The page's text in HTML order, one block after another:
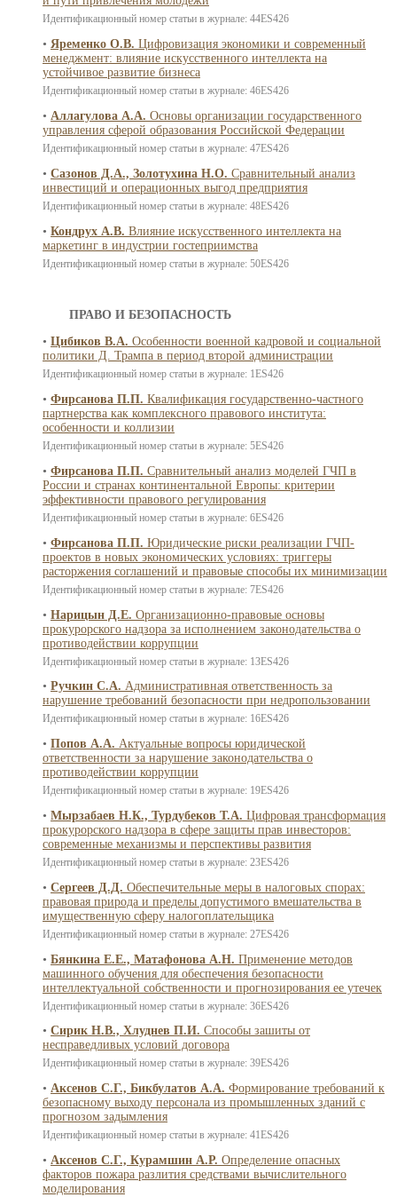
Идентификационный номер статьи в журнале: 44ES426
• Яременко О.В. Цифровизация экономики и современный
менеджмент: влияние искусственного интеллекта на
устойчивое развитие бизнеса
Идентификационный номер статьи в журнале: 46ES426
• Аллагулова А.А. Основы организации государственного
управления сферой образования Российской Федерации
Идентификационный номер статьи в журнале: 47ES426
• Сазонов Д.А., Золотухина Н.О. Сравнительный анализ
инвестиций и операционных выгод предприятия
Идентификационный номер статьи в журнале: 48ES426
• Кондрух А.В. Влияние искусственного интеллекта на
маркетинг в индустрии гостеприимства
Идентификационный номер статьи в журнале: 50ES426
ПРАВО И БЕЗОПАСНОСТЬ
• Цибиков В.А. Особенности военной кадровой и социальной
политики Д. Трампа в период второй администрации
Идентификационный номер статьи в журнале: 1ES426
• Фирсанова П.П. Квалификация государственно-частного
партнерства как комплексного правового института:
особенности и коллизии
Идентификационный номер статьи в журнале: 5ES426
• Фирсанова П.П. Сравнительный анализ моделей ГЧП в
России и странах континентальной Европы: критерии
эффективности правового регулирования
Идентификационный номер статьи в журнале: 6ES426
• Фирсанова П.П. Юридические риски реализации ГЧП-
проектов в новых экономических условиях: триггеры
расторжения соглашений и правовые способы их минимизации
Идентификационный номер статьи в журнале: 7ES426
• Нарицын Д.Е. Организационно-правовые основы
прокурорского надзора за исполнением законодательства о
противодействии коррупции
Идентификационный номер статьи в журнале: 13ES426
• Ручкин С.А. Административная ответственность за
нарушение требований безопасности при недропользовании
Идентификационный номер статьи в журнале: 16ES426
• Попов А.А. Актуальные вопросы юридической
ответственности за нарушение законодательства о
противодействии коррупции
Идентификационный номер статьи в журнале: 19ES426
• Мырзабаев Н.К., Турдубеков Т.А. Цифровая трансформация
прокурорского надзора в сфере защиты прав инвесторов:
современные механизмы и перспективы развития
Идентификационный номер статьи в журнале: 23ES426
• Сергеев Д.Д. Обеспечительные меры в налоговых спорах:
правовая природа и пределы допустимого вмешательства в
имущественную сферу налогоплательщика
Идентификационный номер статьи в журнале: 27ES426
• Бянкина Е.Е., Матафонова А.Н. Применение методов
машинного обучения для обеспечения безопасности
интеллектуальной собственности и прогнозирования ее утечек
Идентификационный номер статьи в журнале: 36ES426
• Сирик Н.В., Хлуднев П.И. Способы зашиты от
несправедливых условий договора
Идентификационный номер статьи в журнале: 39ES426
• Аксенов С.Г., Бикбулатов А.А. Формирование требований к
безопасному выходу персонала из промышленных зданий с
прогнозом задымления
Идентификационный номер статьи в журнале: 41ES426
• Аксенов С.Г., Курамшин А.Р. Определение опасных
факторов пожара разлития средствами вычислительного
моделирования